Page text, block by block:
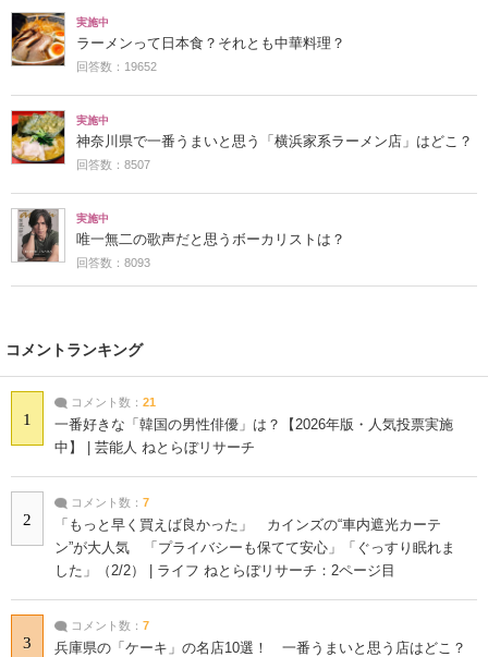
実施中
ラーメンって日本食？それとも中華料理？
回答数：19652
実施中
神奈川県で一番うまいと思う「横浜家系ラーメン店」はどこ？
回答数：8507
実施中
唯一無二の歌声だと思うボーカリストは？
回答数：8093
コメントランキング
1
コメント数： 21
一番好きな「韓国の男性俳優」は？【2026年版・人気投票実施
中】 | 芸能人 ねとらぼリサーチ
2
コメント数： 7
「もっと早く買えば良かった」 カインズの“車内遮光カーテ
ン”が大人気 「プライバシーも保てて安心」「ぐっすり眠れま
した」（2/2） | ライフ ねとらぼリサーチ：2ページ目
3
コメント数： 7
兵庫県の「ケーキ」の名店10選！ 一番うまいと思う店はどこ？